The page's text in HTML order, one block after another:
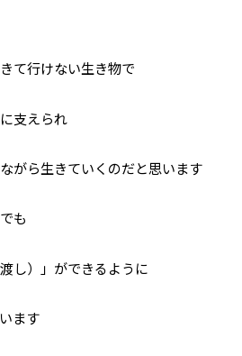
て行けない生き物で
支えられ
がら生きていくのだと思います
も
し）」ができるように
ます